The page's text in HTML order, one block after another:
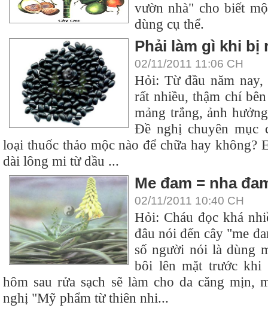
vườn nhà" cho biết
dùng cụ thể.
Phải làm gì khi bị
02/11/2011 11:06 CH
Hỏi: Từ đầu năm
rất nhiều, thậm chí
mảng trắng, ảnh
Đề nghị chuyên mục
loại thuốc thảo mộc nào để chữa hay không?
dài lông mi từ dầu ...
Me đam = nha
02/11/2011 10:40 CH
Hỏi: Cháu đọc khá
đâu nói đến cây "me
số người nói là dùng
bôi lên mặt trước khi
hôm sau rửa sạch sẽ làm cho da căng mịn,
nghị "Mỹ phẩm từ thiên nhi...